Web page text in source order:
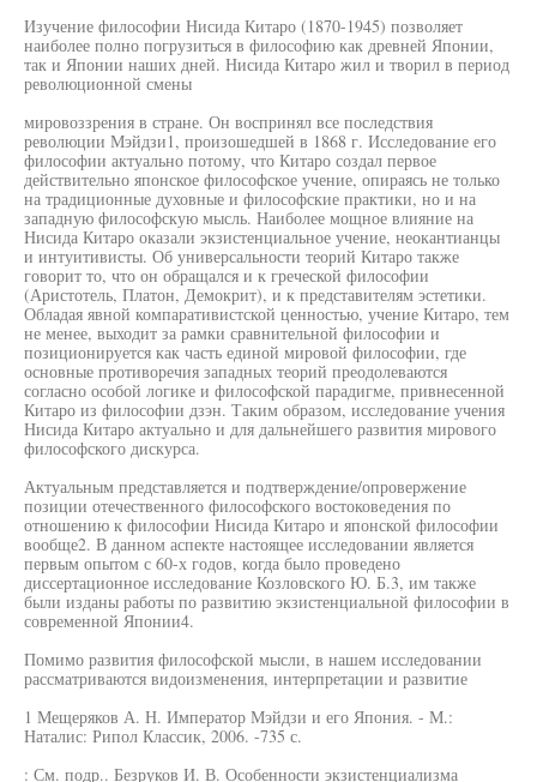
Изучение философии Нисида Китаро (1870-1945) позволяет
наиболее полно погрузиться в философию как древней Японии,
так и Японии наших дней. Нисида Китаро жил и творил в период
революционной смены
мировоззрения в стране. Он воспринял все последствия
революции Мэйдзи1, произошедшей в 1868 г. Исследование его
философии актуально потому, что Китаро создал первое
действительно японское философское учение, опираясь не только
на традиционные духовные и философские практики, но и на
западную философскую мысль. Наиболее мощное влияние на
Нисида Китаро оказали экзистенциальное учение, неокантианцы
и интуитивисты. Об универсальности теорий Китаро также
говорит то, что он обращался и к греческой философии
(Аристотель, Платон, Демокрит), и к представителям эстетики.
Обладая явной компаративистской ценностью, учение Китаро, тем
не менее, выходит за рамки сравнительной философии и
позиционируется как часть единой мировой философии, где
основные противоречия западных теорий преодолеваются
согласно особой логике и философской парадигме, привнесенной
Китаро из философии дзэн. Таким образом, исследование учения
Нисида Китаро актуально и для дальнейшего развития мирового
философского дискурса.
Актуальным представляется и подтверждение/опровержение
позиции отечественного философского востоковедения по
отношению к философии Нисида Китаро и японской философии
вообще2. В данном аспекте настоящее исследовании является
первым опытом с 60-х годов, когда было проведено
диссертационное исследование Козловского Ю. Б.3, им также
были изданы работы по развитию экзистенциальной философии в
современной Японии4.
Помимо развития философской мысли, в нашем исследовании
рассматриваются видоизменения, интерпретации и развитие
1 Мещеряков А. Н. Император Мэйдзи и его Япония. - М.:
Наталис: Рипол Классик, 2006. -735 с.
: См. подр.. Безруков И. В. Особенности экзистенциализма